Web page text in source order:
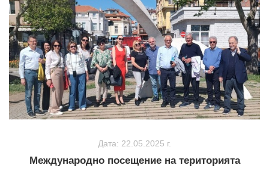
Дата: 22.05.2025 г.
Международно посещение на територията